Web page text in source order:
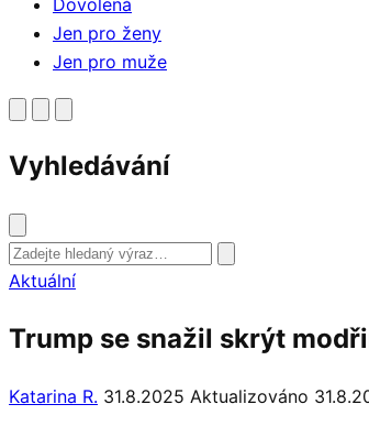
Dovolená
Jen pro ženy
Jen pro muže
Vyhledávání
Vyhledat
Aktuální
Trump se snažil skrýt
Katarina R. 31.8.2025 Aktualizováno